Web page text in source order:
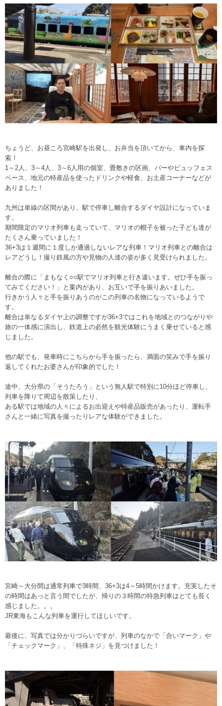
ちょうど、お昼ころ宮崎駅を出発し、お弁当を頂いてから、車内を探
索！
1～2人、3～4人、3～6人用の個室、畳敷きの区画、バーやビュッフェス
ペース、地元の特産品を使ったドリンクや軽食、お土産コーナーなどが
ありました！
九州は単線の区間があり、駅で停車し離合するダイヤ設計になっていま
す。
期間限定のマリオ列車も走っていて、マリオの帽子を被った子ども達が
たくさん乗っていました！
36+3は１週間に１度しか通過しないレアな列車！マリオ列車との離合は
レアどうし！撮り鉄風の方や見物の人達の姿が多く見受けられました。
離合の際に「まもなく○○駅でマリオ列車と行き違います。ぜひ手を振っ
てみてください！」と案内があり、お互いで手を振りあいました。
行きかう人々と手を振りあうのがこの列車の名物になっているようで
す。
離合は単なるダイヤ上の調整ですが36+3ではこれを地域とのつながりや
旅の一体感に演出し、鉄道上の必然を観光体験にうまく乗せていると感
じました。
他の駅でも、発車時にこちらから手を振ったら、満面の笑みで手を振り
返してくれたお婆さんが印象的でした！
途中、大分県の「そうたろう」という無人駅で特別に10分ほど停車し、
列車を降りて周辺を散策したり、
ある駅では地域の人々によるお出迎えや特産品販売があったり、運転手
さんと一緒に写真を撮ったりレアな体験ができました。
宮崎～大分間は通常列車で3時間、36+3は4～5時間かけます。充実したそ
の時間はあっと言う間でしたが、帰りの３時間の特急列車はとても長く
感じました。。。
JR東海もこんな列車を運行してほしいです。
最後に、写真では分かりづらいですが、列車のなかで「合いマーク」や
「チェックマーク」、「特殊ネジ」を見つけました！